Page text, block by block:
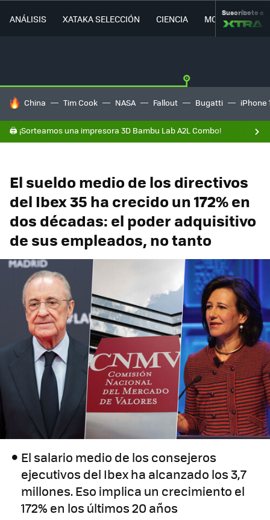
ANÁLISIS XATAKA SELECCIÓN CIENCIA MOVILIDAD
Suscríbete a
HOY SE HABLA DE
China Tim Cook NASA Fallout Bugatti iPhone
🖨️ ¡Sorteamos una impresora 3D Bambu Lab A2L Combo!
El sueldo medio de los directivos
del Ibex 35 ha crecido un 172% en
dos décadas: el poder adquisitivo
de sus empleados, no tanto
El salario medio de los consejeros
ejecutivos del Ibex ha alcanzado los 3,7
millones. Eso implica un crecimiento el
172% en los últimos 20 años